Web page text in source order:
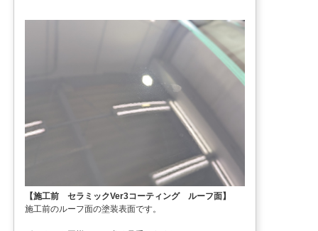
【施工前 セラミックVer3コーティング ルーフ面】
施工前のルーフ面の塗装表面です。